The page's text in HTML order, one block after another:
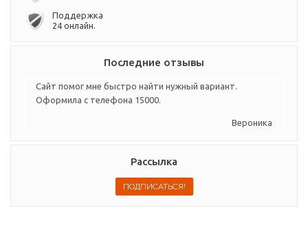
Поддержка
24 онлайн.
Последние отзывы
Сайт помог мне быстро найти нужный вариант.
Оформила с телефона 15000.
Вероника
Рассылка